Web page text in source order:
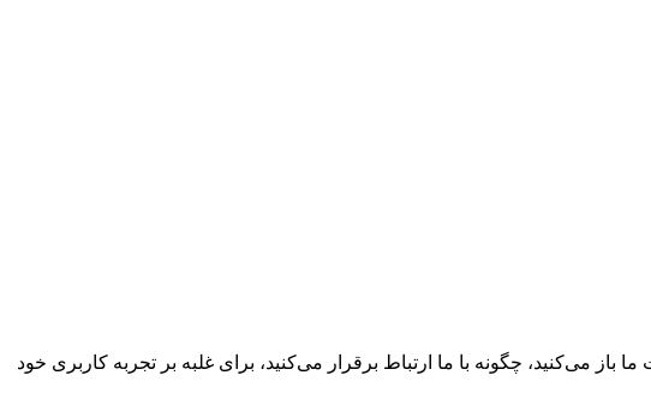
می‌کنید، چگونه با ما ارتباط برقرار می‌کنید، برای غلبه بر تجربه کاربری خود